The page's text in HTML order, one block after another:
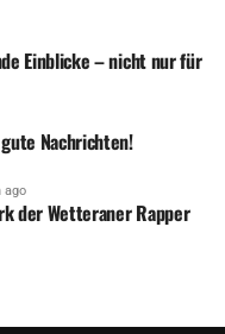
Einblicke – nicht nur für
Nachrichten!
ago
der Wetteraner Rapper